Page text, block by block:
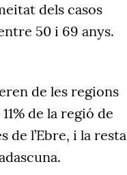
dels casos
50 i 69 anys.
de les regions
de la regió de
de l’Ebre, i la resta